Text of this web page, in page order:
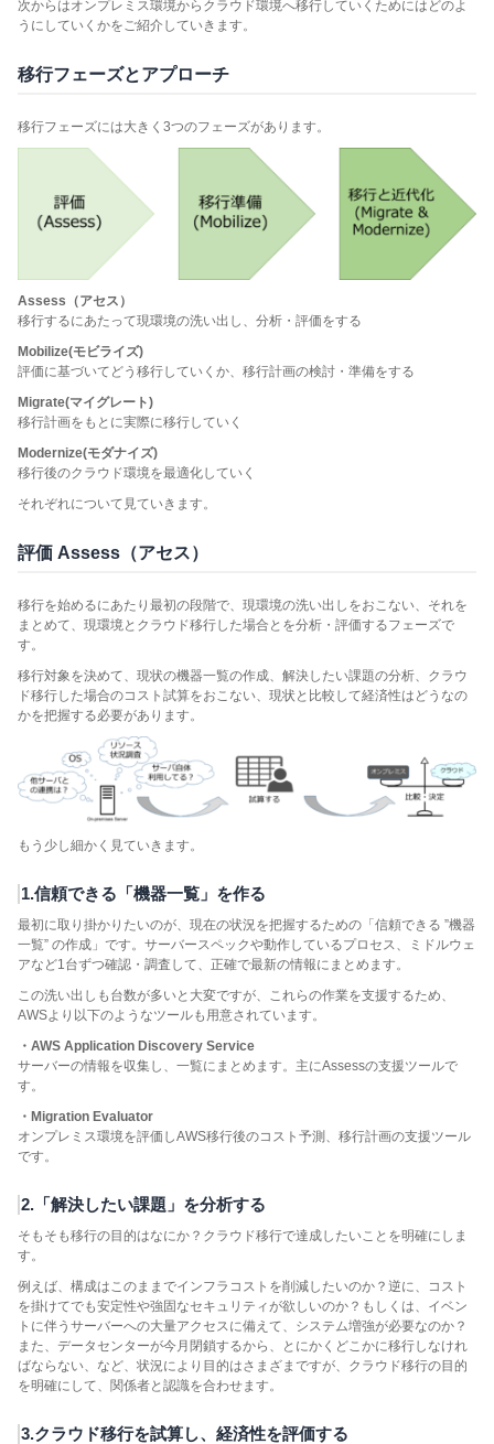
次からはオンプレミス環境からクラウド環境へ移行していくためにはどのよ
うにしていくかをご紹介していきます。
移行フェーズとアプローチ
移行フェーズには大きく3つのフェーズがあります。
Assess（アセス）
移行するにあたって現環境の洗い出し、分析・評価をする
Mobilize(モビライズ)
評価に基づいてどう移行していくか、移行計画の検討・準備をする
Migrate(マイグレート)
移行計画をもとに実際に移行していく
Modernize(モダナイズ)
移行後のクラウド環境を最適化していく
それぞれについて見ていきます。
評価 Assess（アセス）
移行を始めるにあたり最初の段階で、現環境の洗い出しをおこない、それを
まとめて、現環境とクラウド移行した場合とを分析・評価するフェーズで
す。
移行対象を決めて、現状の機器一覧の作成、解決したい課題の分析、クラウ
ド移行した場合のコスト試算をおこない、現状と比較して経済性はどうなの
かを把握する必要があります。
もう少し細かく見ていきます。
1.信頼できる「機器一覧」を作る
最初に取り掛かりたいのが、現在の状況を把握するための「信頼できる ”機器
一覧” の作成」です。サーバースペックや動作しているプロセス、ミドルウェ
アなど1台ずつ確認・調査して、正確で最新の情報にまとめます。
この洗い出しも台数が多いと大変ですが、これらの作業を支援するため、
AWSより以下のようなツールも用意されています。
・AWS Application Discovery Service
サーバーの情報を収集し、一覧にまとめます。主にAssessの支援ツールで
す。
・Migration Evaluator
オンプレミス環境を評価しAWS移行後のコスト予測、移行計画の支援ツール
です。
2.「解決したい課題」を分析する
そもそも移行の目的はなにか？クラウド移行で達成したいことを明確にしま
す。
例えば、構成はこのままでインフラコストを削減したいのか？逆に、コスト
を掛けてでも安定性や強固なセキュリティが欲しいのか？もしくは、イベン
トに伴うサーバーへの大量アクセスに備えて、システム増強が必要なのか？
また、データセンターが今月閉鎖するから、とにかくどこかに移行しなけれ
ばならない、など、状況により目的はさまざまですが、クラウド移行の目的
を明確にして、関係者と認識を合わせます。
3.クラウド移行を試算し、経済性を評価する